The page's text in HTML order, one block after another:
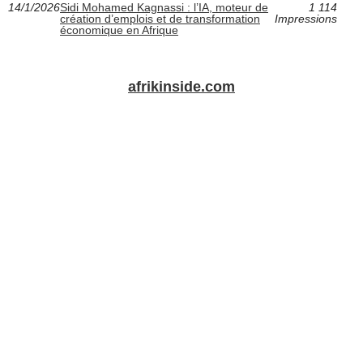
14/1/2026Sidi Mohamed Kagnassi : l’IA, moteur de
création d’emplois et de transformation
économique en Afrique
1 114
Impressions
afrikinside.com